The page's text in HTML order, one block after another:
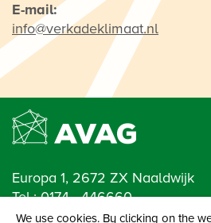
E-mail:
info@verkadeklimaat.nl
Europa 1, 2672 ZX Naaldwijk
Tel.:0174 - 446660
E-mail:info@avag.nl
We use cookies. By clicking on the